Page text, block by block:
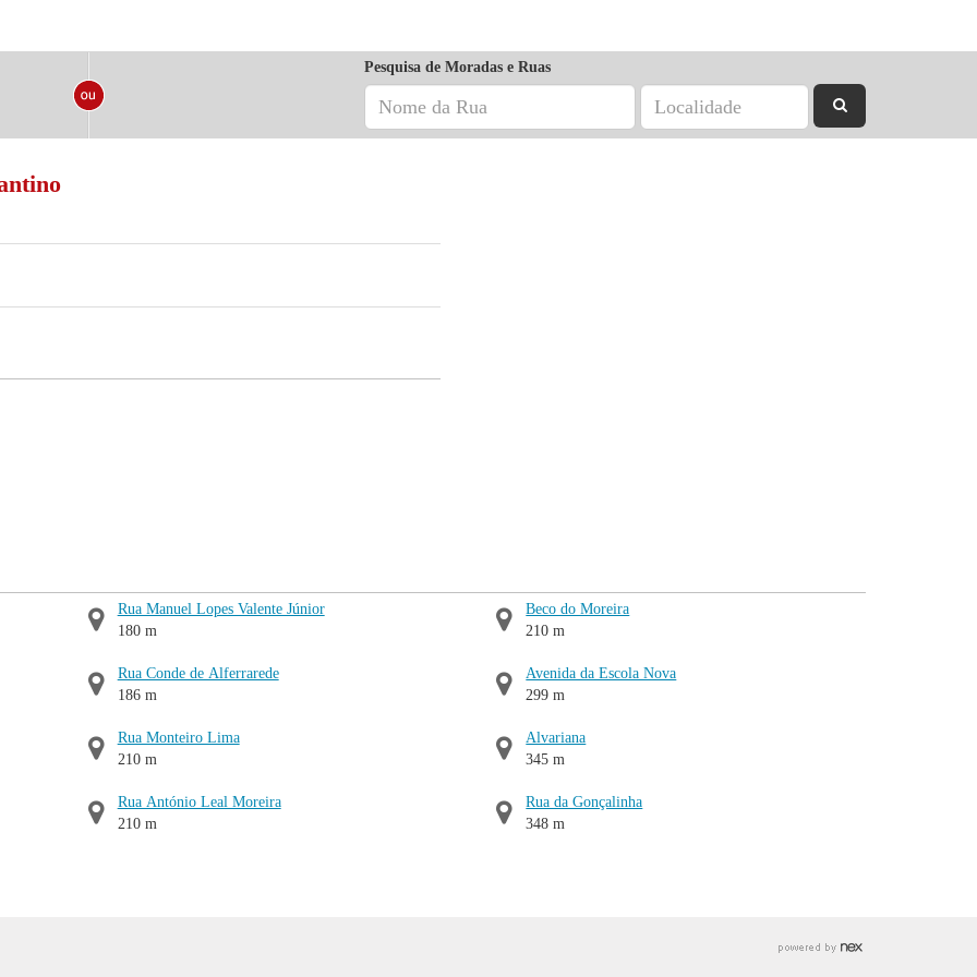
Pesquisa de Moradas e Ruas
Rua Manuel Lopes Valente Júnior
180 m
Rua Conde de Alferrarede
186 m
Rua Monteiro Lima
210 m
Rua António Leal Moreira
210 m
Beco do Moreira
210 m
Avenida da Escola Nova
299 m
Alvariana
345 m
Rua da Gonçalinha
348 m